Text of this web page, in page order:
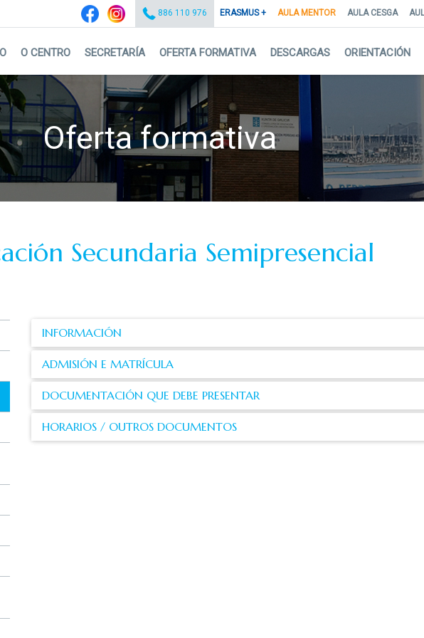
AULA CESGA
AULA MENTOR
ERASMUS +
886 110 976
O CENTRO SECRETARÍA OFERTA FORMATIVA DESCARGAS ORIENTACIÓN
Oferta formativa
Secundaria Semipresencial
INFORMACIÓN
ADMISIÓN E MATRÍCULA
DOCUMENTACIÓN QUE DEBE PRESENTAR
HORARIOS / OUTROS DOCUMENTOS